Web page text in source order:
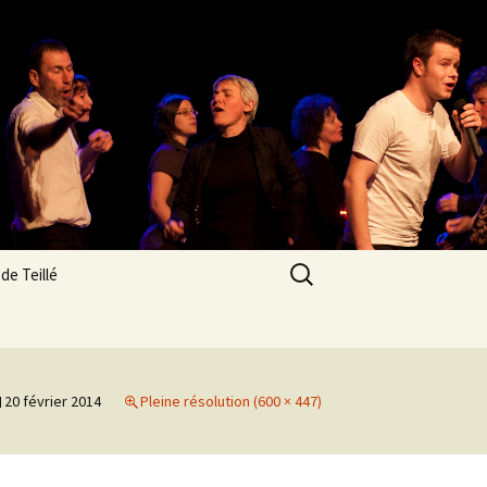
Teillé
Rechercher :
20 février 2014 Pleine résolution (600 × 447)